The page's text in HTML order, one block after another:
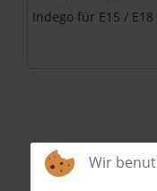
Indego für E15 /
Wir